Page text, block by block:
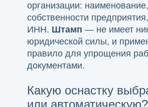
организации:
собственности
ИНН. Штамп — не имеет
юридической силы, и
правило для упрощения
документами.
Какую оснастку
или автоматическую?